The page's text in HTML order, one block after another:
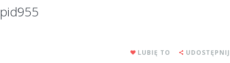
pid955
LUBIĘ TO UDOSTĘPNIJ